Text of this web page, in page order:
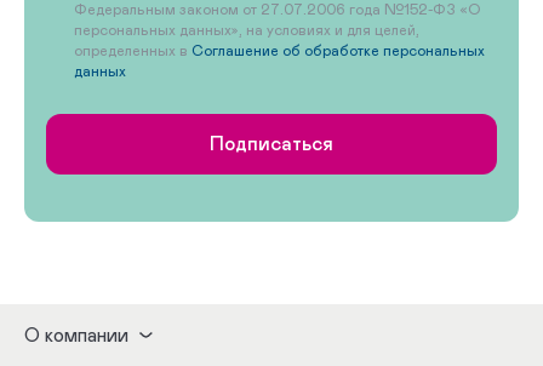
Федеральным законом от 27.07.2006 года №152-ФЗ «О
персональных данных», на условиях и для целей,
определенных в Соглашение об обработке персональных
данных
Подписаться
О компании